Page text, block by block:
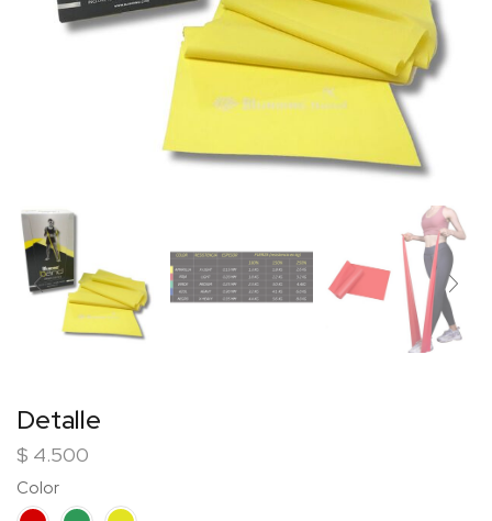
Detalle
$ 4.500
Color